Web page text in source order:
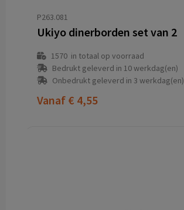
P263.081
Ukiyo dinerborden set van 2
1570in totaal op voorraad
Bedrukt geleverd in 10 werkdag(en)
Onbedrukt geleverd in 3 werkdag(en)
Vanaf € 4,55